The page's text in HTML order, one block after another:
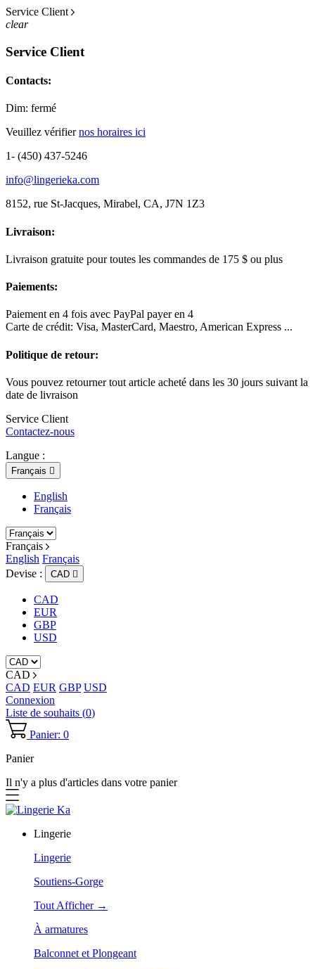
Service Client
clear
Service Client
Contacts:
Dim: fermé
Veuillez vérifiernos horaires ici
1- (450) 437-5246
info@lingerieka.com
8152, rue St-Jacques, Mirabel, CA, J7N 1Z3
Livraison:
Livraison gratuite pour toutes les commandes de 175 $ ou plus
Paiements:
Paiement en 4 fois avec PayPal payer en 4
Carte de crédit: Visa, MasterCard, Maestro, American Express ...
Politique de retour:
Vous pouvez retourner tout article acheté dans les 30 jours suivant la
date de livraison
Service Client
Contactez-nous
Langue :
Français 
English
Français
Français
English Français
Devise :
CAD 
CAD
EUR
GBP
USD
CAD
CAD EUR GBP USD
Connexion
Liste de souhaits (0)
Panier: 0
Panier
Il n'y a plus d'articles dans votre panier
Lingerie
Lingerie
Soutiens-Gorge
Tout Afficher →
À armatures
Balconnet et Plongeant